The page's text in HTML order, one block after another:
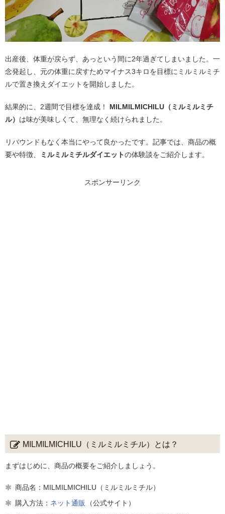
出産後、体重が戻らず、あっという間に2年過ぎてしまいました。一
念発起し、元の体重に戻すためマイナス3キロを目標にミルミルミチ
ルで置き換えダイエットを開始しました。
結果的に、2週間で目標を達成！
MILMILMICHILU（ミルミルミチ
ル） は味が美味しくて、無理なく続けられました。
リバウンドもなく本当にやって良かったです。記事では、商品の概
要や特徴、
ミルミルミチルダイエットの体験談をご紹介します。
スポンサーリンク
MILMILMICHILU（ミルミルミチル）とは？
まずはじめに、商品の概要をご紹介しましょう。
商品名：MILMILMICHILU（ミルミルミチル）
購入方法： ネット通販
（公式サイト）